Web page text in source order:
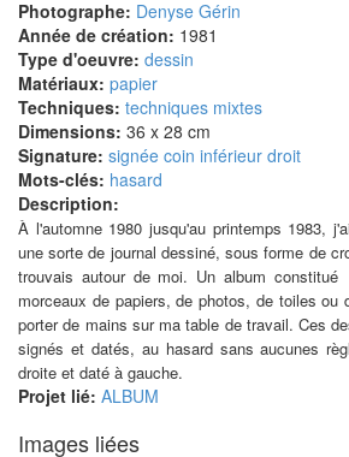
Photographe: Denyse Gérin
Année de création: 1981
Type d'oeuvre: dessin
Matériaux: papier
Techniques: techniques mixtes
Dimensions: 36 x 28 cm
Signature: signée coin inférieur droit
Mots-clés: hasard
Description:
À l'automne 1980 jusqu'au printemps 1983,
une sorte de journal dessiné, sous forme de
trouvais autour de moi. Un album constitué
morceaux de papiers, de photos, de toiles ou
porter de mains sur ma table de travail. Ces
signés et datés, au hasard sans aucunes
droite et daté à gauche.
Projet lié: ALBUM
Images liées